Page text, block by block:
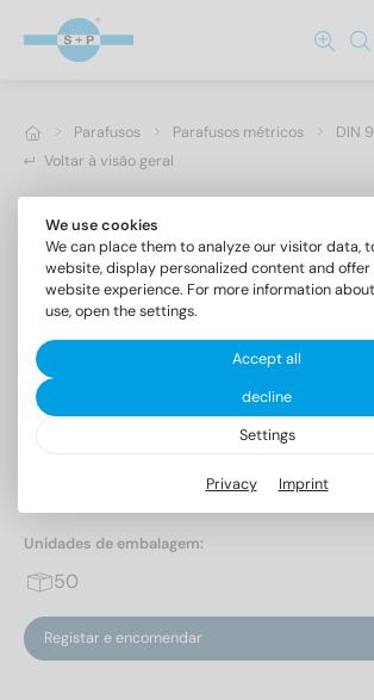
Parafusos Parafusos métricos DIN
Voltar à visão geral
Parafusos de cabeça escareada com fenda
Unidades de embalagem:
50
Registar e encomendar
We use cookies
We can place them to analyze our visitor data,
website, display personalized content and offer
website experience. For more information
use, open the settings.
Accept all
decline
Settings
Privacy Imprint